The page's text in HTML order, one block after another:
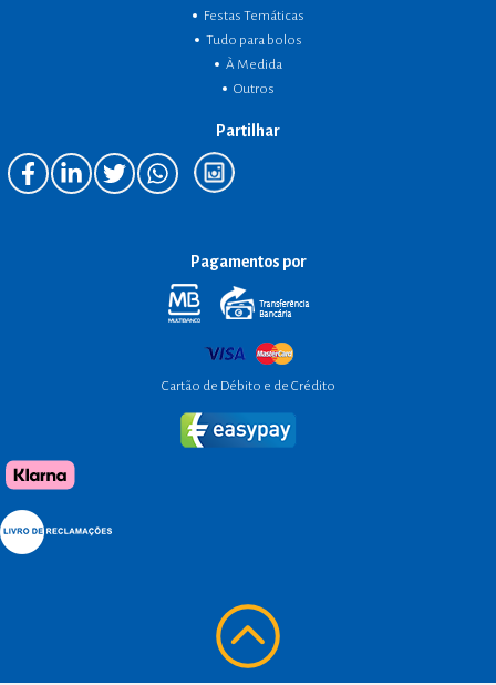
Festas Temáticas
Tudo para bolos
À Medida
Outros
Partilhar
Pagamentos por
Cartão de Débito e de Crédito